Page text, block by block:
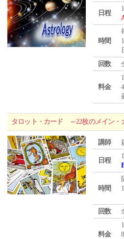
日程
時間
回数
料金
タロット・カード ～22枚のメイン・
講師
日程
時間
回数
料金